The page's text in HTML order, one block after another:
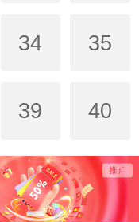
34 35
39 40